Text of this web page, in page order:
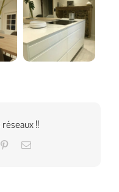
!!
PinterestEmail